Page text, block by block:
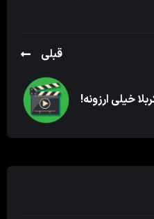
قبلی
خیلی ارزونه!